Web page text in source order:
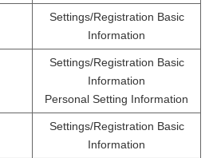
Settings/Registration Basic
Information
Settings/Registration Basic
Information
Personal Setting Information
Settings/Registration Basic
Information